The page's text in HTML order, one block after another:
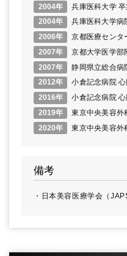
2004年
兵庫医科大学 卒
2004年
兵庫医科大学病
2006年
京都医療センタ
2007年
京都大学医学部
2007年
静岡県立総合病
2012年
小倉記念病院
2016年
小倉記念病院
2019年
東京中央美容外
2020年
東京中央美容外
備考
日本美容医療学会（